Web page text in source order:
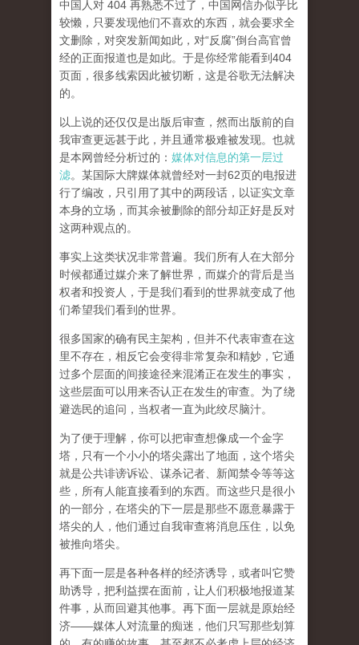
中国人对 404 再熟悉不过了，中国网信办似乎比
较懒，只要发现他们不喜欢的东西，就会要求全
文删除，对突发新闻如此，对“反腐”倒台高官曾
经的正面报道也是如此。于是你经常能看到404
页面， 很多线索因此被切断，这是谷歌无法解决
的。
以上说的还仅仅是出版后审查，然而出版前的自
我审查更远甚于此，并且通常极难被发现。 也就
是本网曾经分析过的： 媒体对信息的第一层过
滤。某国际大牌媒体就曾经对一封62页的电报进
行了编改，只引用了其中的两段话，以证实文章
本身的立场，而其余被删除的部分却正好是反对
这两种观点的。
事实上这类状况非常普遍。我们所有人在大部分
时候都通过媒介来了解世界，而媒介的背后是当
权者和投资人，于是我们看到的世界就变成了他
们希望我们看到的世界。
很多国家的确有民主架构，但并不代表审查在这
里不存在，相反它会变得非常复杂和精妙，它通
过多个层面的间接途径来混淆正在发生的事实，
这些层面可以用来否认正在发生的审查。为了绕
避选民的追问，当权者一直为此绞尽脑汁。
为了便于理解，你可以把审查想像成一个金字
塔，只有一个小小的塔尖露出了地面，这个塔尖
就是公共诽谤诉讼、谋杀记者、新闻禁令等等这
些，所有人能直接看到的东西。而这些只是很小
的一部分，在塔尖的下一层是那些不愿意暴露于
塔尖的人，他们通过自我审查将消息压住，以免
被推向塔尖。
再下面一层是各种各样的经济诱导，或者叫它赞
助诱导，把利益摆在面前，让人们积极地报道某
件事，从而回避其他事。再下面一层就是原始经
济——媒体人对流量的痴迷，他们只写那些划算